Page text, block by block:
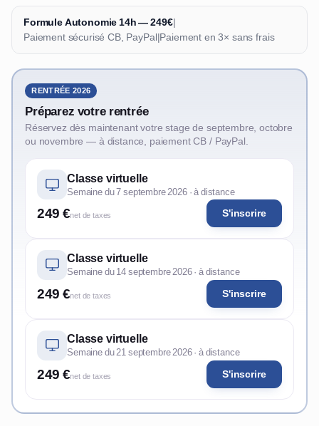
Formule Autonomie 14h — 249€|
Paiement sécurisé CB, PayPal|Paiement en 3× sans frais
RENTRÉE 2026
Préparez votre rentrée
Réservez dès maintenant votre stage de septembre, octobre
ou novembre — à distance, paiement CB / PayPal.
Classe virtuelle
Semaine du 7 septembre 2026 · à distance
249 €net de taxes S'inscrire
Classe virtuelle
Semaine du 14 septembre 2026 · à distance
249 €net de taxes S'inscrire
Classe virtuelle
Semaine du 21 septembre 2026 · à distance
249 €net de taxes S'inscrire